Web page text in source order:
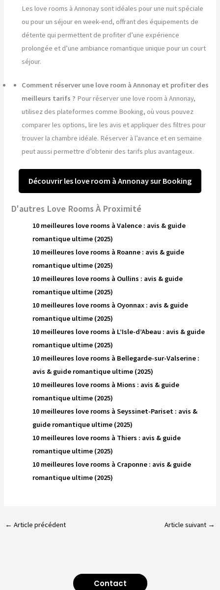
Les love rooms à Annonay sont idéales pour une nuit spéciale
ou pour un séjour en week-end, offrant des équipements de
détente qui permettent de profiter d’une expérience
prolongée et d’une ambiance romantique unique pour un court
séjour.
Comment réserver une love room à Annonay et profiter des
meilleurs tarifs ? Pour réserver une love room à Annonay,
utilisez des plateformes comme Booking, où vous pouvez
comparer les options, lire les avis et appliquer des filtres pour
trouver la chambre idéale. Réserver à l’avance et en semaine
peut aussi permettre d’obtenir des tarifs plus avantageux.
Découvrir les love room à Annonay sur Booking
D'autres Love Rooms À Proximité
10 meilleures love rooms à Valence : avis & guide
romantique ultime (2025)
10 meilleures love rooms à Roanne : avis & guide
romantique ultime (2025)
10 meilleures love rooms à Oullins : avis & guide
romantique ultime (2025)
10 meilleures love rooms à Oyonnax : avis & guide
romantique ultime (2025)
10 meilleures love rooms à L’Isle-d’Abeau : avis & guide
romantique ultime (2025)
10 meilleures love rooms à Bellegarde-sur-Valserine :
avis & guide romantique ultime (2025)
10 meilleures love rooms à Mions : avis & guide
romantique ultime (2025)
10 meilleures love rooms à Seyssinet-Pariset : avis &
guide romantique ultime (2025)
10 meilleures love rooms à Thiers : avis & guide
romantique ultime (2025)
10 meilleures love rooms à Craponne : avis & guide
romantique ultime (2025)
← Article précédent Article suivant →
Contact